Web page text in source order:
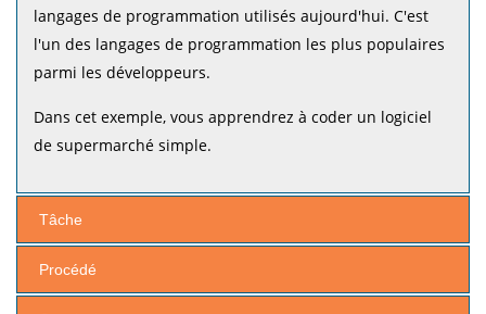
langages de programmation utilisés aujourd'hui. C'est
l'un des langages de programmation les plus populaires
parmi les développeurs.
Dans cet exemple, vous apprendrez à coder un logiciel
de supermarché simple.
Tâche
Procédé